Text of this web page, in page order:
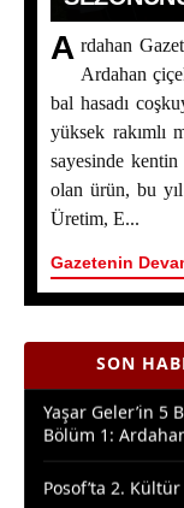
A rdahan
Ardahan
bal hasadı
yüksek rakımlı
sayesinde
olan ürün, bu yıl
Üretim, E...
Gazetenin
SON HABERLER
Ardahan Çiçek
Başladı
Bölüm 2 -
Ardahan Çiçek
Yaşar Geler’in 5
Bölüm 1:
Posof’ta 2.
Ardahanlı